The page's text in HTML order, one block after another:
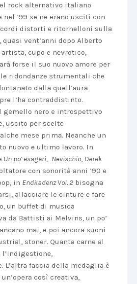
rock alternativo italiano
nel ’99 se ne erano usciti con
distorti e ritornelloni sulla
, quasi vent’anni dopo Alberto
cupo e nevrotico,
forse il suo nuovo amore per
ridondanze strumentali che
dalla quell’aura
l’ha contraddistinto.
gemello nero e introspettivo
uscito per scelte
mese prima. Neanche un
nuovo e ultimo lavoro. In
Un po’ esageri, Nevischio, Derek
con sonorità anni ’90 e
in Endkadenz Vol. 2 bisogna
allacciare le cinture e fare
un buffet di musica
da Battisti ai Melvins, un po’
mai, e poi ancora suoni
stoner. Quanta carne al
L’altra faccia della medaglia è
così creativa,